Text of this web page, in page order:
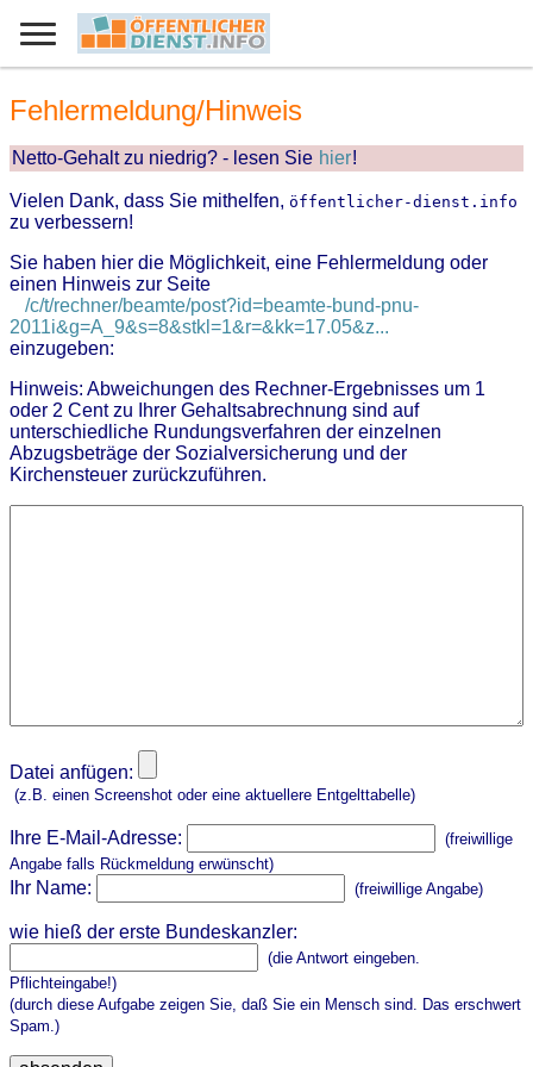
Fehlermeldung/Hinweis
Netto-Gehalt zu niedrig? - lesen Sie hier!
Vielen Dank, dass Sie mithelfen, öffentlicher-dienst.info
zu verbessern!
Sie haben hier die Möglichkeit, eine Fehlermeldung oder
einen Hinweis zur Seite
/c/t/rechner/beamte/post?id=beamte-bund-pnu-
2011i&g=A_9&s=8&stkl=1&r=&kk=17.05&z...
einzugeben:
Hinweis: Abweichungen des Rechner-Ergebnisses um 1
oder 2 Cent zu Ihrer Gehaltsabrechnung sind auf
unterschiedliche Rundungsverfahren der einzelnen
Abzugsbeträge der Sozialversicherung und der
Kirchensteuer zurückzuführen.
Datei anfügen:
(z.B. einen Screenshot oder eine aktuellere Entgelttabelle)
Ihre E-Mail-Adresse:
(freiwillige
Angabe falls Rückmeldung erwünscht)
Ihr Name: (freiwillige Angabe)
wie hieß der erste Bundeskanzler:
(die Antwort eingeben.
Pflichteingabe!)
(durch diese Aufgabe zeigen Sie, daß Sie ein Mensch sind. Das erschwert
Spam.)